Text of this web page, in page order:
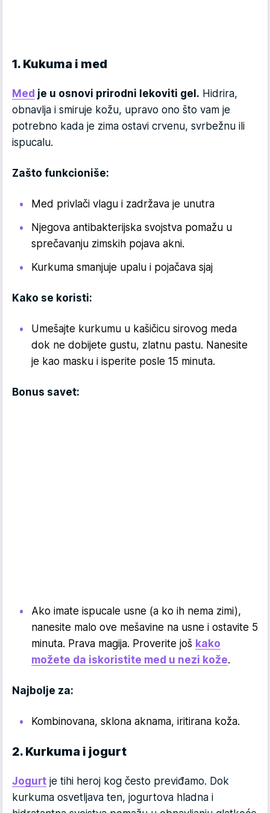
1. Kukuma i med
Med je u osnovi prirodni lekoviti gel. Hidrira,
obnavlja i smiruje kožu, upravo ono što vam je
potrebno kada je zima ostavi crvenu, svrbežnu ili
ispucalu.
Zašto funkcioniše:
Med privlači vlagu i zadržava je unutra
Njegova antibakterijska svojstva pomažu u
sprečavanju zimskih pojava akni.
Kurkuma smanjuje upalu i pojačava sjaj
Kako se koristi:
Umešajte kurkumu u kašičicu sirovog meda
dok ne dobijete gustu, zlatnu pastu. Nanesite
je kao masku i isperite posle 15 minuta.
Bonus savet:
Ako imate ispucale usne (a ko ih nema zimi),
nanesite malo ove mešavine na usne i ostavite 5
minuta. Prava magija. Proverite još kako
možete da iskoristite med u nezi kože.
Najbolje za:
Kombinovana, sklona aknama, iritirana koža.
2. Kurkuma i jogurt
Jogurt je tihi heroj kog često previđamo. Dok
kurkuma osvetljava ten, jogurtova hladna i